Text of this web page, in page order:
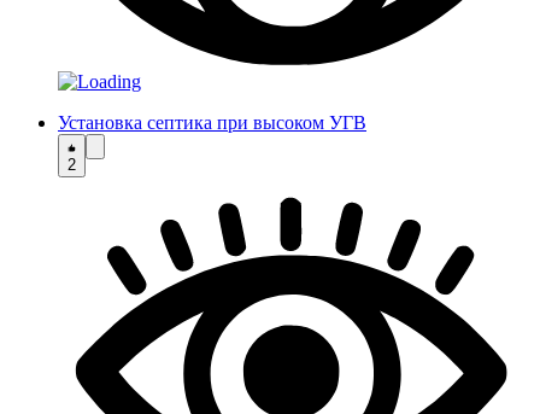
Установка септика при высоком УГВ
2